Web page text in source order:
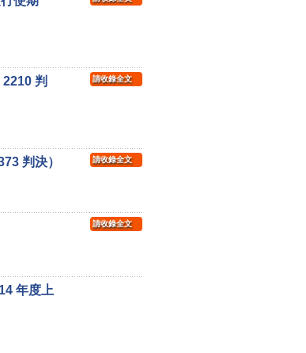
判
請收錄全文
判決）
請收錄全文
請收錄全文
年度上